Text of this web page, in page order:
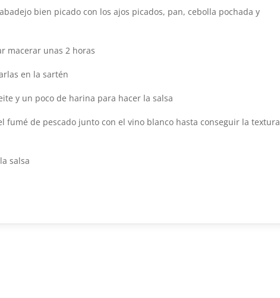
bien picado con los ajos picados, pan, cebolla pochada y
macerar unas 2 horas
en la sartén
y un poco de harina para hacer la salsa
fumé de pescado junto con el vino blanco hasta conseguir la textura
salsa